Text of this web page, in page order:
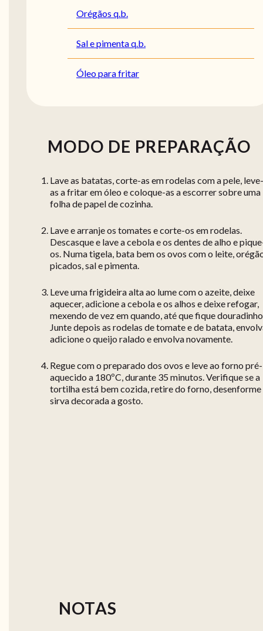
Orégãos q.b.
Sal e pimenta q.b.
Óleo para fritar
MODO DE PREPARAÇÃO
Lave as batatas, corte-as em rodelas com a pele, leve-
as a fritar em óleo e coloque-as a escorrer sobre uma
folha de papel de cozinha.
Lave e arranje os tomates e corte-os em rodelas.
Descasque e lave a cebola e os dentes de alho e
os. Numa tigela, bata bem os ovos com o leite,
picados, sal e pimenta.
Leve uma frigideira alta ao lume com o azeite, deixe
aquecer, adicione a cebola e os alhos e deixe refogar,
mexendo de vez em quando, até que fique
Junte depois as rodelas de tomate e de batata,
adicione o queijo ralado e envolva novamente.
Regue com o preparado dos ovos e leve ao forno pré-
aquecido a 180ºC, durante 35 minutos. Verifique se a
tortilha está bem cozida, retire do forno, desenforme
sirva decorada a gosto.
NOTAS